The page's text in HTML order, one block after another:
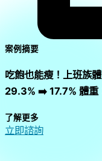
案例摘要
吃飽也能瘦！上班族
29.3% ➡️ 17.7% 體
了解更多
立即諮詢